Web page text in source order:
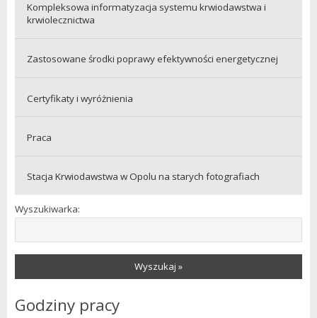
Kompleksowa informatyzacja systemu krwiodawstwa i
krwiolecznictwa
Zastosowane środki poprawy efektywności energetycznej
Certyfikaty i wyróżnienia
Praca
Stacja Krwiodawstwa w Opolu na starych fotografiach
Wyszukiwarka:
Wyszukaj »
Godziny pracy